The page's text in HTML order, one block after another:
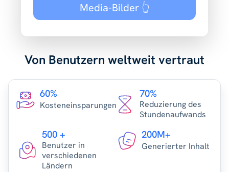
Media-Bilder 👆
Von Benutzern weltweit vertraut
60%
Kosteneinsparungen
70%
Reduzierung des
Stundenaufwands
500 +
Benutzer in
verschiedenen
Ländern
200M+
Generierter Inhalt